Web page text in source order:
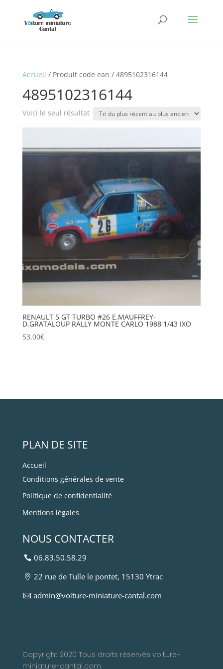
Accueil / Produit code ean / 4895102316144
4895102316144
Voici le seul résultat
RENAULT 5 GT TURBO #26 E.MAUFFREY-
D.GRATALOUP RALLY MONTE CARLO 1988 1/43 IXO
53,00€
PLAN DE SITE
Accueil
Conditions générales de vente
Politique de confidentialité
Mentions légales
NOUS CONTACTER
06.83.50.58.29
22 rue de Tulle le pontet, 15130 Ytrac
admin@voiture-miniature-cantal.com
Copyright 2020 Tous droits réservés voiture-
miniature-cantal.com